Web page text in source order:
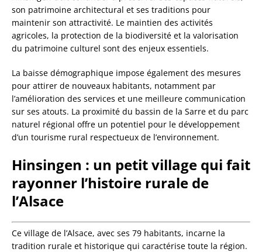
son patrimoine architectural et ses traditions pour
maintenir son attractivité. Le maintien des activités
agricoles, la protection de la biodiversité et la valorisation
du patrimoine culturel sont des enjeux essentiels.
La baisse démographique impose également des mesures
pour attirer de nouveaux habitants, notamment par
l’amélioration des services et une meilleure communication
sur ses atouts. La proximité du bassin de la Sarre et du parc
naturel régional offre un potentiel pour le développement
d’un tourisme rural respectueux de l’environnement.
Hinsingen : un petit village qui fait
rayonner l’histoire rurale de
l’Alsace
Ce village de l’Alsace, avec ses 79 habitants, incarne la
tradition rurale et historique qui caractérise toute la région.